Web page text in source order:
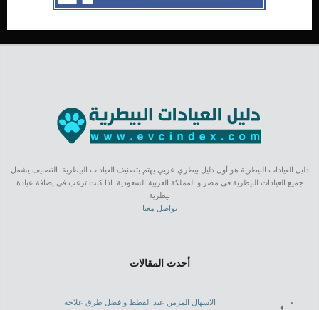
دليل العيادات البيطرية هو أول دليل بيطري عربي يهتم بتصنيف العيادات البيطرية. التصنيف يشمل
جميع العيادات البيطرية في مصر و المملكة العربية السعودية. اذا كنت ترغب في إضافة عيادة
بيطرية
تواصل معنا
أحدث المقالات
الاسهال المزمن عند القطط وافضل طرق علاجه